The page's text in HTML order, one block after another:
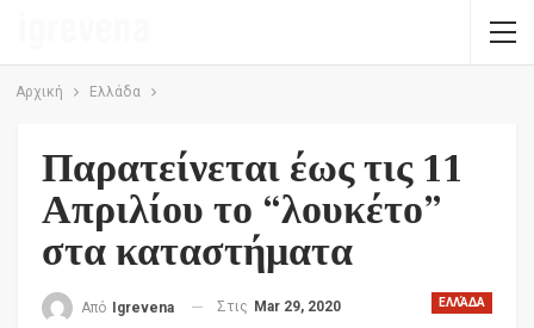
Αρχική Ελλάδα
Παρατείνεται έως τις 11
Απριλίου το “λουκέτο”
στα καταστήματα
ΕΛΛΆΔΑ
Από Igrevena Στις Mar 29, 2020